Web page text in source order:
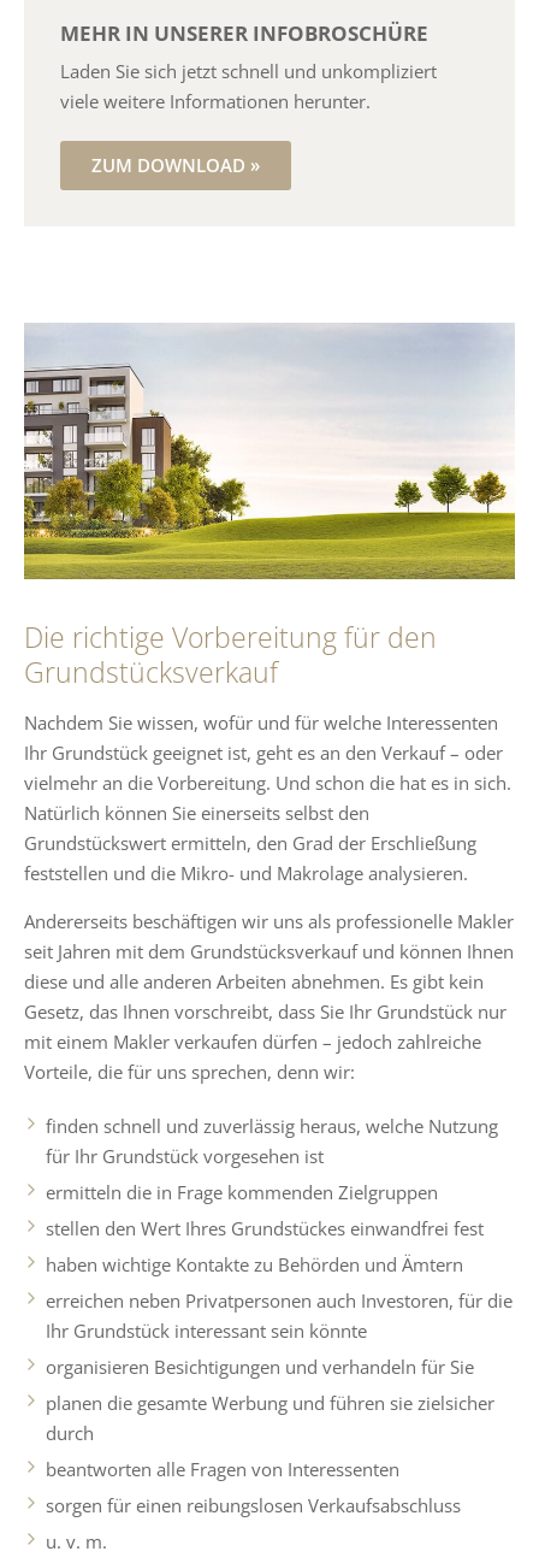
MEHR IN UNSERER INFOBROSCHÜRE
Laden Sie sich jetzt schnell und unkompliziert
viele weitere Informationen herunter.
ZUM DOWNLOAD »
Die richtige Vorbereitung für den
Grundstücksverkauf
Nachdem Sie wissen, wofür und für welche Interessenten
Ihr Grundstück geeignet ist, geht es an den Verkauf – oder
vielmehr an die Vorbereitung. Und schon die hat es in sich.
Natürlich können Sie einerseits selbst den
Grundstückswert ermitteln, den Grad der Erschließung
feststellen und die Mikro- und Makrolage analysieren.
Andererseits beschäftigen wir uns als professionelle Makler
seit Jahren mit dem Grundstücksverkauf und können Ihnen
diese und alle anderen Arbeiten abnehmen. Es gibt kein
Gesetz, das Ihnen vorschreibt, dass Sie Ihr Grundstück nur
mit einem Makler verkaufen dürfen – jedoch zahlreiche
Vorteile, die für uns sprechen, denn wir:
finden schnell und zuverlässig heraus, welche Nutzung
für Ihr Grundstück vorgesehen ist
ermitteln die in Frage kommenden Zielgruppen
stellen den Wert Ihres Grundstückes einwandfrei fest
haben wichtige Kontakte zu Behörden und Ämtern
erreichen neben Privatpersonen auch Investoren, für die
Ihr Grundstück interessant sein könnte
organisieren Besichtigungen und verhandeln für Sie
planen die gesamte Werbung und führen sie zielsicher
durch
beantworten alle Fragen von Interessenten
sorgen für einen reibungslosen Verkaufsabschluss
u. v. m.